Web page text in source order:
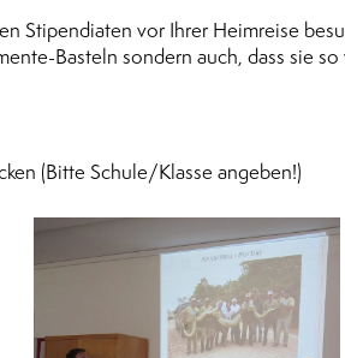
Stipendiaten vor Ihrer Heimreise
Basteln sondern auch, dass sie
(Bitte Schule/Klasse angeben!)